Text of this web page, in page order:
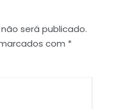
será publicado.
com *